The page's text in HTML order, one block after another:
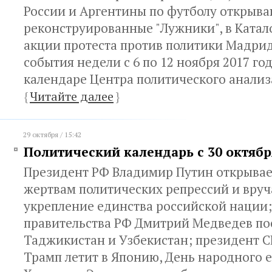
России и Аргентины по футболу
реконструированные "Лужники", в
акции протеста против политики
события недели с 6 по 12 ноября 2017
календаре Центра политического
{Читайте далее}
29 октября / 15:42
Политический календарь с 30
Президент РФ Владимир Путин
жертвам политических репрессий и
укрепление единства российской
правительства РФ Дмитрий Медведев
Таджикистан и Узбекистан; президент
Трамп летит в Японию, День народного